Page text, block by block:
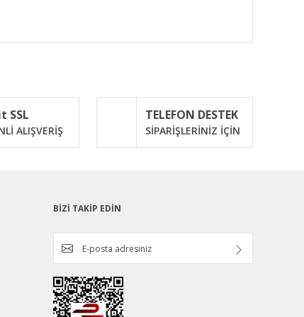
SSL
ALIŞVERİŞ
TELEFON DESTEK
SİPARİŞLERİNİZ İÇİN
BİZİ TAKİP EDİN